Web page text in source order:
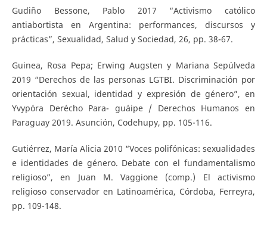
Gudiño Bessone, Pablo 2017 “Activismo católico
antiabortista en Argentina: performances, discursos y
prácticas”, Sexualidad, Salud y Sociedad, 26, pp. 38-67.
Guinea, Rosa Pepa; Erwing Augsten y Mariana Sepúlveda
2019 “Derechos de las personas LGTBI. Discriminación por
orientación sexual, identidad y expresión de género”, en
Yvypóra Derécho Para- guáipe / Derechos Humanos en
Paraguay 2019. Asunción, Codehupy, pp. 105-116.
Gutiérrez, María Alicia 2010 “Voces polifónicas: sexualidades
e identidades de género. Debate con el fundamentalismo
religioso”, en Juan M. Vaggione (comp.) El activismo
religioso conservador en Latinoamérica, Córdoba, Ferreyra,
pp. 109-148.